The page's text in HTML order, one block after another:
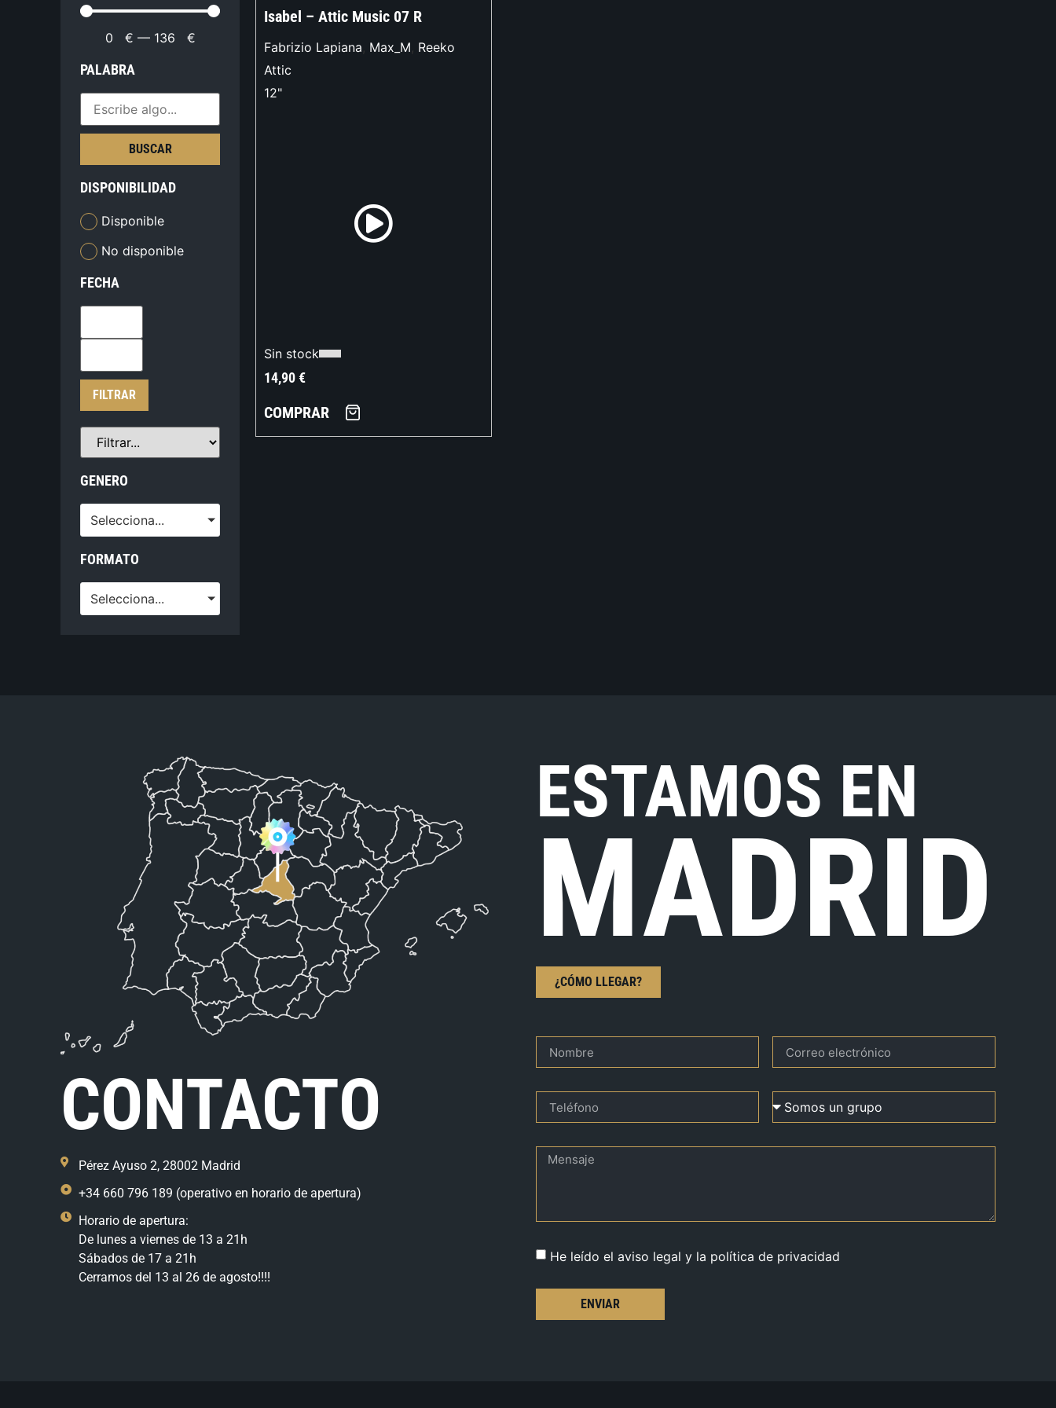
0 € — 136 €
PALABRA
BUSCAR
DISPONIBILIDAD
Disponible
No disponible
FECHA
FILTRAR
GENERO
Selecciona...
FORMATO
Selecciona...
Isabel – Attic Music 07 R
Fabrizio Lapiana, Max_M, Reeko
Attic
12"
Sin stock
14,90€
COMPRAR
CONTACTO
Pérez Ayuso 2, 28002 Madrid
+34 660 796 189 (operativo en horario de apertura)
Horario de apertura:
De lunes a viernes de 13 a 21h
Sábados de 17 a 21h
Cerramos del 13 al 26 de agosto!!!!
ESTAMOS EN
MADRID
¿CÓMO LLEGAR?
He leído el aviso legal y la política de privacidad
ENVIAR